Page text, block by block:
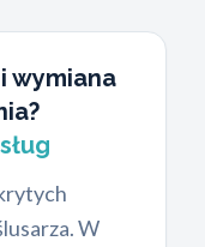
wymiana
W